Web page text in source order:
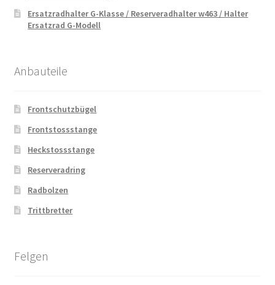
Ersatzradhalter G-Klasse / Reserveradhalter w463 / Halter
Ersatzrad G-Modell
Anbauteile
Frontschutzbügel
Frontstossstange
Heckstossstange
Reserveradring
Radbolzen
Trittbretter
Felgen